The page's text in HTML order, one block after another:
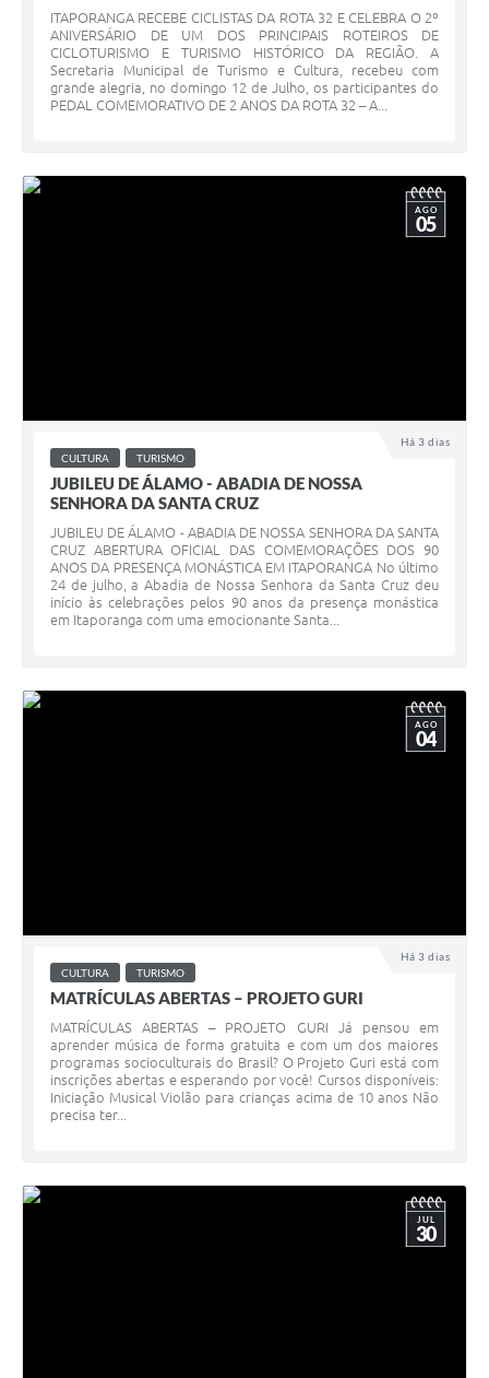
ITAPORANGA RECEBE CICLISTAS DA ROTA 32 E CELEBRA O 2º
ANIVERSÁRIO DE UM DOS PRINCIPAIS ROTEIROS DE
CICLOTURISMO E TURISMO HISTÓRICO DA REGIÃO. A
Secretaria Municipal de Turismo e Cultura, recebeu com
grande alegria, no domingo 12 de Julho, os participantes do
PEDAL COMEMORATIVO DE 2 ANOS DA ROTA 32 – A...
Há 3 dias
AGO
05
CULTURA TURISMO
JUBILEU DE ÁLAMO - ABADIA DE NOSSA
SENHORA DA SANTA CRUZ
JUBILEU DE ÁLAMO - ABADIA DE NOSSA SENHORA DA SANTA
CRUZ ABERTURA OFICIAL DAS COMEMORAÇÕES DOS 90
ANOS DA PRESENÇA MONÁSTICA EM ITAPORANGA No último
24 de julho, a Abadia de Nossa Senhora da Santa Cruz deu
início às celebrações pelos 90 anos da presença monástica
em Itaporanga com uma emocionante Santa...
Há 3 dias
AGO
04
CULTURA TURISMO
MATRÍCULAS ABERTAS – PROJETO GURI
MATRÍCULAS ABERTAS – PROJETO GURI Já pensou em
aprender música de forma gratuita e com um dos maiores
programas socioculturais do Brasil? O Projeto Guri está com
inscrições abertas e esperando por você! Cursos disponíveis:
Iniciação Musical Violão para crianças acima de 10 anos Não
precisa ter...
JUL
30